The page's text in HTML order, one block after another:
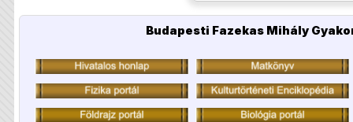
Budapesti Fazekas Mihály